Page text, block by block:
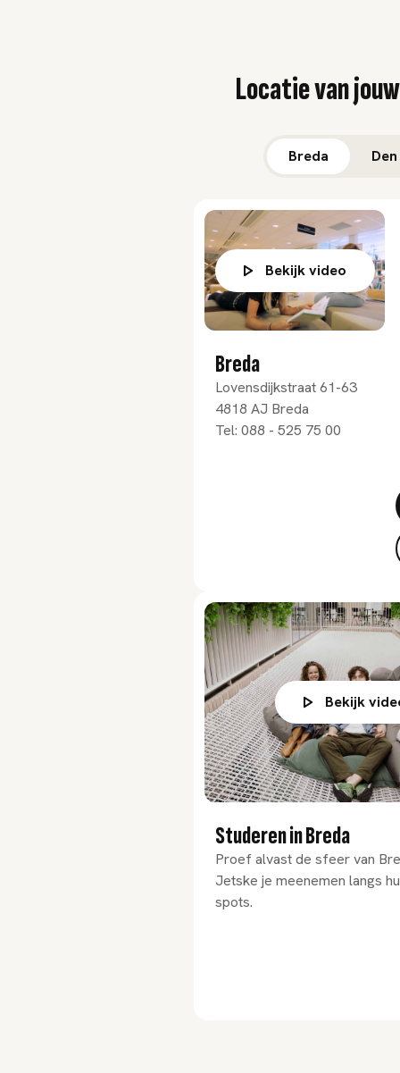
Locatie van
Breda
Bekijk video
Breda
Lovensdijkstraat 61-63
4818 AJ Breda
Tel: 088 - 525 75 00
Bekijk
Studeren in Breda
Proef alvast de sfeer van
Jetske je meenemen langs
spots.